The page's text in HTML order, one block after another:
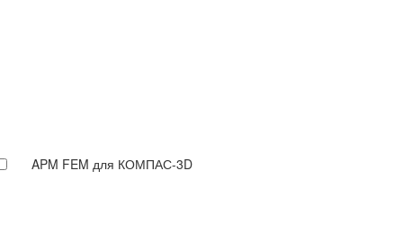
APM FEM для КОМПАС-3D